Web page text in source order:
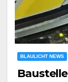
BLAULICHT NEWS